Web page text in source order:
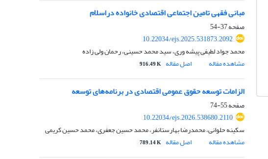
مبانی فقهی تامین اجتماعی اقتصادی خانواده دراسلام
صفحه37-54
10.22034/ejs.2025.531873.2092
محمد جواد لطیفی پیشه وری، سید محمد حسینی، رحمان ولی زاده
مشاهده مقاله
اصل مقاله 916.49 K
الزامات توسعه حقوق عمومی اقتصادی در برنامه‌های توسعه
صفحه55-74
10.22034/ejs.2026.538680.2110
سکینه حلوانی، محمدرضا بهارستان‏فر، محمد حسین جعفری، محمد حسین کریمی
مشاهده مقاله
اصل مقاله 789.14 K